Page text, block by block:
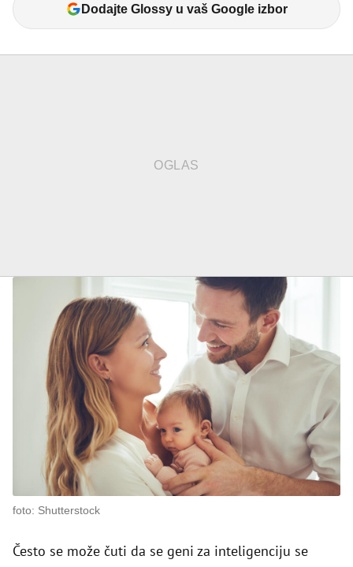
Dodajte Glossy u vaš Google izbor
foto: Shutterstock
Često se može čuti da se geni za inteligenciju se